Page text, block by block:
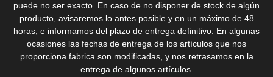
puede no ser exacto. En caso de no disponer de stock de algún
producto, avisaremos lo antes posible y en un máximo de 48
horas, e informamos del plazo de entrega definitivo. En algunas
ocasiones las fechas de entrega de los artículos que nos
proporciona fabrica son modificadas, y nos retrasamos en la
entrega de algunos artículos.